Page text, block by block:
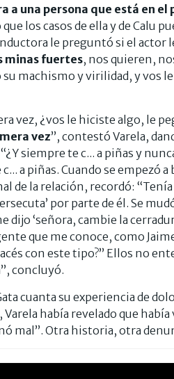
a una persona que está en el
que los casos de ella y de Calu
le preguntó si el actor
minas fuertes, nos quieren,
machismo y virilidad, y vos le
vez, ¿vos le hiciste algo, le
vez”, contestó Varela,
siempre te c... a piñas y
a piñas. Cuando se empezó
de la relación, recordó:
por parte de él. Se
dijo ‘señora, cambie la
que me conoce, como
con este tipo?” Ellos no
concluyó.
cuanta su experiencia de
Varela había revelado que
mal”. Otra historia, otra